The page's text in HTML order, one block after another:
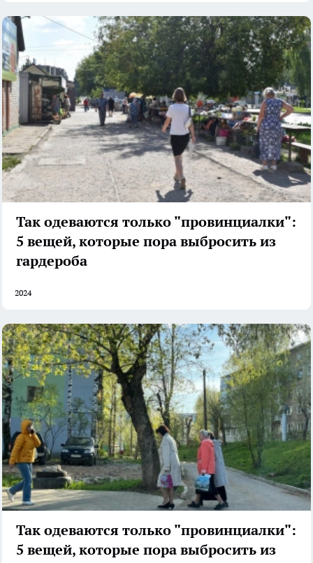
Так одеваются только "провинциалки":
5 вещей, которые пора выбросить из
гардероба
2024
Так одеваются только "провинциалки":
5 вещей, которые пора выбросить из